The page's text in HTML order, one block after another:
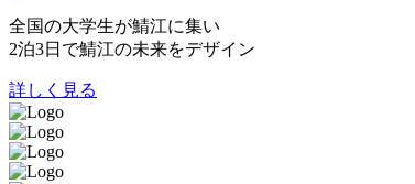
全国の大学生が鯖江に集い
2泊3日で鯖江の未来をデザイン
詳しく見る